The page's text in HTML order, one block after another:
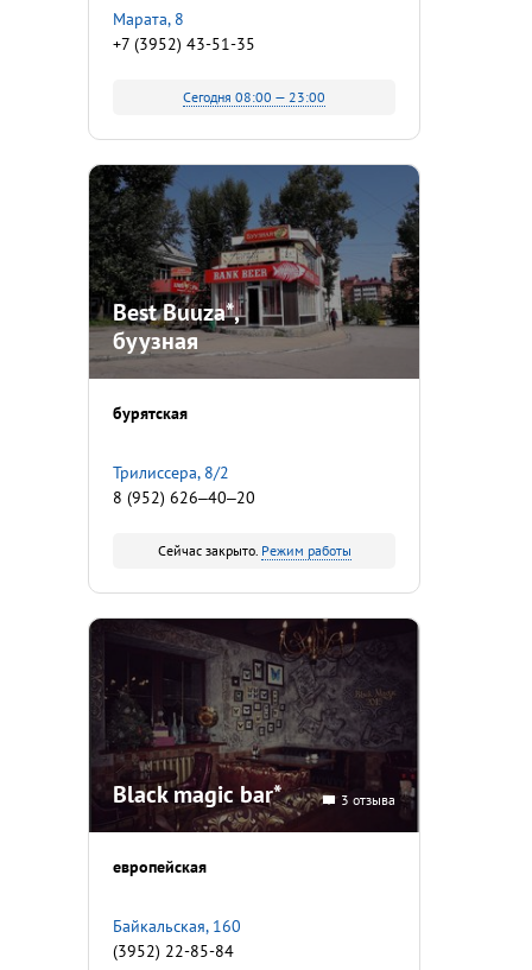
Марата, 8
+7 (3952) 43-51-35
Сегодня 08:00 — 23:00
Best Buuza*,
буузная
бурятская
Трилиссера, 8/2
8 (952) 626‒40‒20
Сейчас закрыто. Режим работы
Black magic bar* 3 отзыва
европейская
Байкальская, 160
(3952) 22-85-84